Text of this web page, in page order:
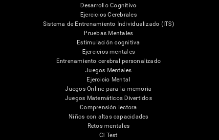
Desarrollo Cognitivo
Ejercicios Cerebrales
Sistema de Entrenamiento Individualizado (ITS)
Pruebas Mentales
Estimulación cognitiva
Ejercicios mentales
Entrenamiento cerebral personalizado
Juegos Mentales
Ejercicio Mental
Juegos Online para la memoria
Juegos Matemáticos Divertidos
Comprensión lectora
Niños con altas capacidades
Retos mentales
CI Test